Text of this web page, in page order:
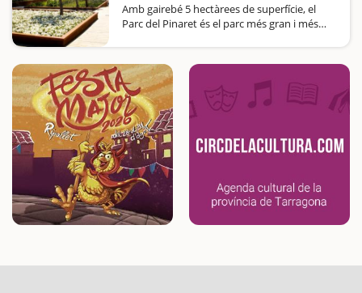
Amb gairebé 5 hectàrees de superfície, el
Parc del Pinaret és el parc més gran i més
Està estructurat en…